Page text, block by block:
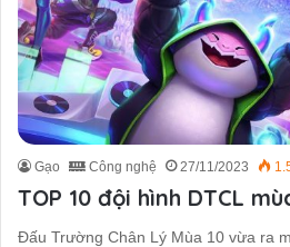
Gạo Công nghệ 27/11/2023
TOP 10 đội hình DTCL
Đấu Trường Chân Lý Mùa 10 vừa ra